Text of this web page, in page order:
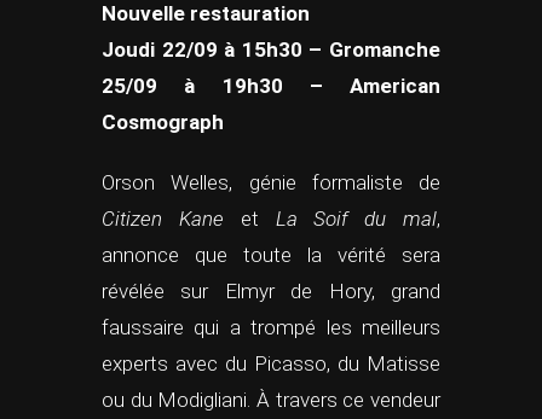
Nouvelle restauration
Joudi 22/09 à 15h30 – Gromanche
25/09 à 19h30 – American
Cosmograph
Orson Welles, génie formaliste de
Citizen Kane et La Soif du mal,
annonce que toute la vérité sera
révélée sur Elmyr de Hory, grand
faussaire qui a trompé les meilleurs
experts avec du Picasso, du Matisse
ou du Modigliani. À travers ce vendeur